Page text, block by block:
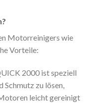
Motorreinigers wie
Vorteile:
2000 ist speziell
zu lösen,
leicht gereinigt